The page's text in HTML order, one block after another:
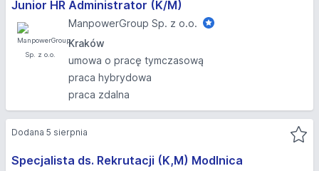
Junior HR Administrator (K/M)
ManpowerGroup Sp. z o.o.
Kraków
umowa o pracę tymczasową
praca hybrydowa
praca zdalna
Specjalista ds. Rekrutacji (K,M) Modlnica
Dodana 5 sierpnia